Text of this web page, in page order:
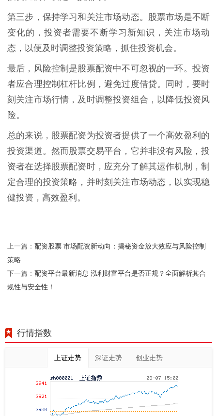
第三步，保持学习和关注市场动态。股票市场是不断
变化的，投资者需要不断学习新知识，关注市场动
态，以便及时调整投资策略，抓住投资机会。
最后，风险控制是股票配资中不可忽视的一环。投资
者应合理控制杠杆比例，避免过度借贷。同时，要时
刻关注市场行情，及时调整投资组合，以降低投资风
险。
总的来说，股票配资为投资者提供了一个高效盈利的
投资渠道。然而股票交易平台，它并非没有风险，投
资者在选择股票配资时，应充分了解其运作机制，制
定合理的投资策略，并时刻关注市场动态，以实现稳
健投资，高效盈利。
上一篇： 配资股票 市场配资新动向：揭秘资金放大效应与风险控制
策略
下一篇： 配资平台最新消息 泓利财富平台是否正规？全面解析其合
规性与安全性！
行情指数
上证走势 深证走势 创业走势